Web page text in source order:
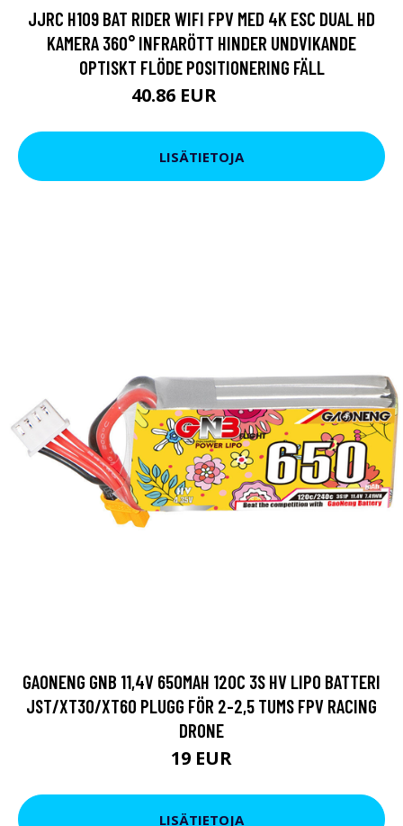
JJRC H109 BAT RIDER WIFI FPV MED 4K ESC DUAL HD
KAMERA 360° INFRARÖTT HINDER UNDVIKANDE
OPTISKT FLÖDE POSITIONERING FÄLL
40.86 EUR
LISÄTIETOJA
GAONENG GNB 11,4V 650MAH 120C 3S HV LIPO BATTERI
JST/XT30/XT60 PLUGG FÖR 2-2,5 TUMS FPV RACING
DRONE
19 EUR
LISÄTIETOJA